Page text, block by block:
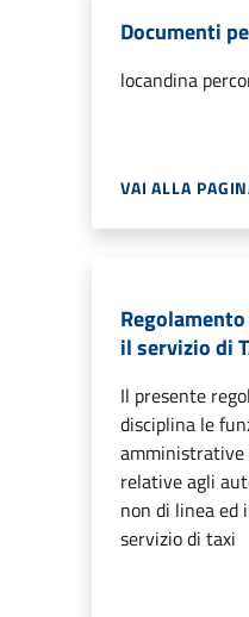
Documenti
locandina
VAI ALLA
il servizio di
Il presente
disciplina le
amministrative
relative agli
non di linea ed
servizio di taxi